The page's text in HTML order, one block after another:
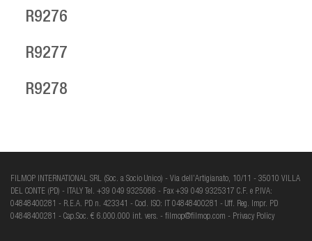
R9276
R9277
R9278
FILMOP INTERNATIONAL SRL (Soc. a Socio Unico) - Via dell’Artigianato, 10/11 - 35010 VILLA
DEL CONTE (PD) - ITALY Tel. +39 049 9325066 - Fax +39 049 9325317 C.F. e P.IVA:
04848400281 - R.E.A. PD n. 423341 - Cod. ISO: IT 04848400281 - Uff. Reg. Impr. PD
04848400281 - Cap.Soc. € 6.000.000 int. vers. - filmop@filmop.com - Privacy Policy